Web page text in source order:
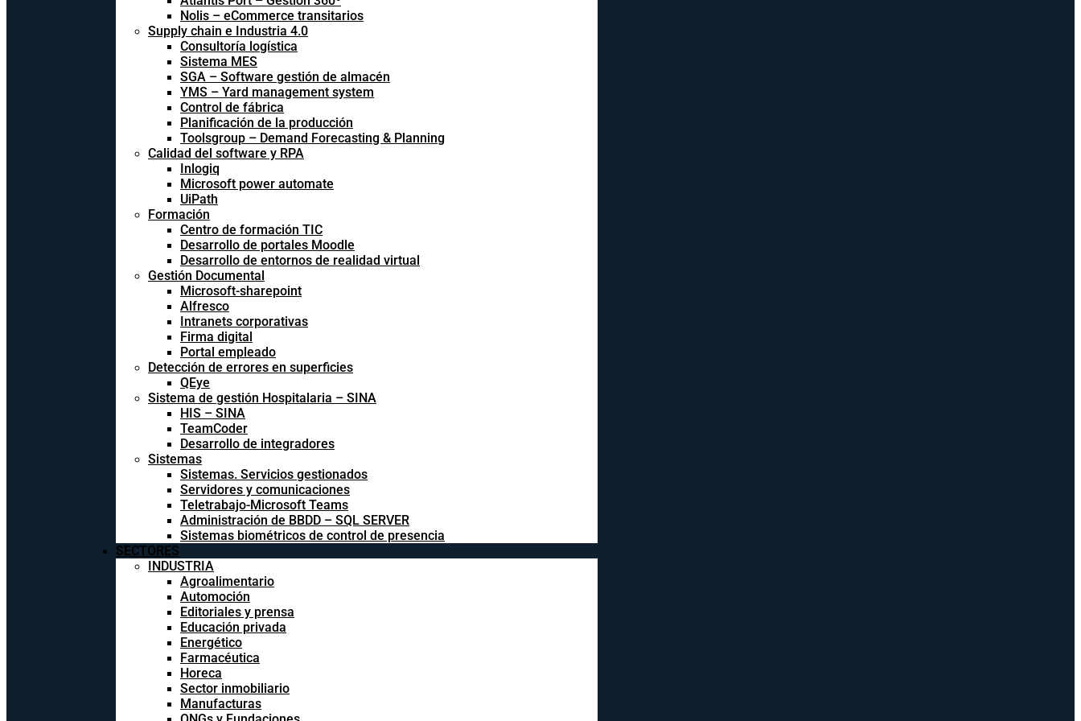
Nolis – eCommerce transitarios
Supply chain e Industria 4.0
Consultoría logística
Sistema MES
SGA – Software gestión de almacén
YMS – Yard management system
Control de fábrica
Planificación de la producción
Toolsgroup – Demand Forecasting & Planning
Calidad del software y RPA
Inlogiq
Microsoft power automate
UiPath
Formación
Centro de formación TIC
Desarrollo de portales Moodle
Desarrollo de entornos de realidad virtual
Gestión Documental
Microsoft-sharepoint
Alfresco
Intranets corporativas
Firma digital
Portal empleado
Detección de errores en superficies
QEye
Sistema de gestión Hospitalaria – SINA
HIS – SINA
TeamCoder
Desarrollo de integradores
Sistemas
Sistemas. Servicios gestionados
Servidores y comunicaciones
Teletrabajo-Microsoft Teams
Administración de BBDD – SQL SERVER
Sistemas biométricos de control de presencia
SECTORES
INDUSTRIA
Agroalimentario
Automoción
Editoriales y prensa
Educación privada
Energético
Farmacéutica
Horeca
Sector inmobiliario
Manufacturas